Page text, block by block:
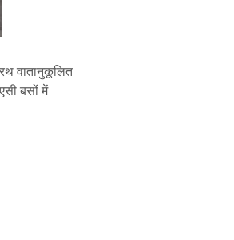
वातानुकूलित
बसों में